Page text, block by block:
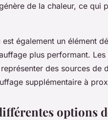
de la chaleur, ce qui
est également un élément
plus performant. Les
des sources de
supplémentaire à
options